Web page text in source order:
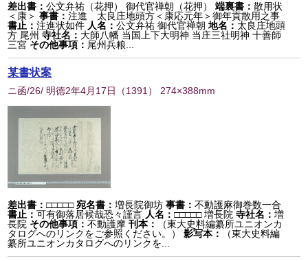
差出書：公文弁祐（花押） 御代官禅朝（花押） 端裏書：散用状
＜康＞ 事書：注進 太良庄地頭方＜康応元年＞御年貢散用之事
書止：注進状如件 人名：公文弁祐 御代官禅朝 地名： 太良庄地頭
方 尾州 寺社名： 大師八幡 当国上下大明神 当庄三社明神 十善師
三宮 その他事項： 尾州兵粮...
某書状案
ニ函/26/ 明徳2年4月17日 （1391 ） 274×388mm
差出書：□□□□□ 宛名書：増長院御坊 事書：不動護麻御巻数一合
書止：可有御落居候哉恐々謹言 人名：□□□□□ 増長院 寺社名：増
長院 その他事項：不動護摩 刊本：
（東大史料編纂所ユニオンカ
タログへのリンクをご参照ください。）
影写本：
（東大史料編
纂所ユニオンカタログへのリンクを...